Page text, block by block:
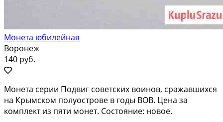
Монета юбилейная
Воронеж
140 руб.
Монета серии Подвиг советских воинов, сражавшихся
на Крымском полуострове в годы ВОВ. Цена за
комплект из пяти монет. Состояние: новое.